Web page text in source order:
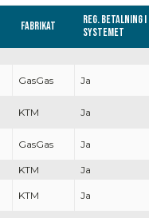
Fabrikat
Reg. Betalning i
systemet
GasGas Ja
KTM Ja
GasGas Ja
KTM Ja
KTM Ja